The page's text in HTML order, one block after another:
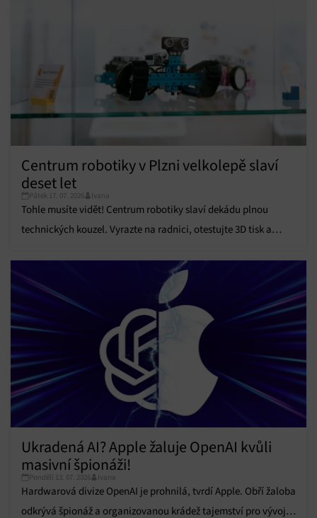
Centrum robotiky v Plzni velkolepě slaví
deset let
Pátek 17. 07. 2026 Ivana
Tohle musíte vidět! Centrum robotiky slaví dekádu plnou
technických kouzel. Vyrazte na radnici, otestujte 3D tisk a
Ukradená AI? Apple žaluje OpenAI kvůli
masivní špionáži!
Pondělí 13. 07. 2026 Ivana
Hardwarová divize OpenAI je prohnilá, tvrdí Apple. Obří žaloba
odkrývá špionáž a organizovanou krádež tajemství pro vývoj